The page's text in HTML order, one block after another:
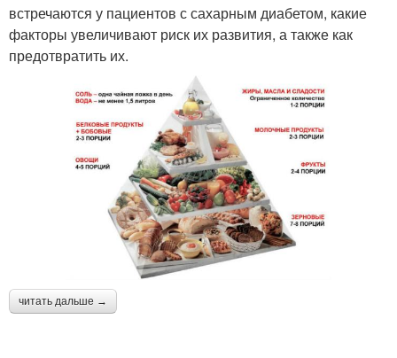
встречаются у пациентов с сахарным диабетом, какие
факторы увеличивают риск их развития, а также как
предотвратить их.
читать дальше →